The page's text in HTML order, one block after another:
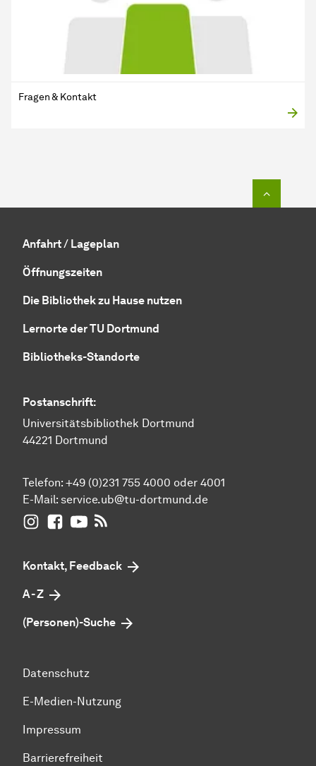
Fragen & Kontakt
Anfahrt / Lageplan
Öffnungszeiten
Die Bibliothek zu Hause nutzen
Lernorte der TU Dortmund
Bibliotheks-Standorte
Postanschrift:
Universitätsbibliothek Dortmund
44221 Dortmund
Telefon: +49 (0)231 755 4000 oder 4001
E-Mail: service.ub@tu-dortmund.de
UB Dortmund auf Instagram
UB Dortmund auf Facebook
UB Dortmund auf YouTube
Kontakt, Feedback
A - Z
(Personen)-Suche
Datenschutz
E-Medien-Nutzung
Impressum
Barrierefreiheit